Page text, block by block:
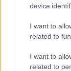
device
I want to
related to
I want to
related to